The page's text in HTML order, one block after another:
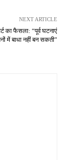
NEXT ARTICLE
का फैसला: “पूर्व घटनाएं
में बाधा नहीं बन सकती”